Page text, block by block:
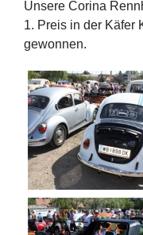
Unsere Corina
1. Preis in der Käfer
gewonnen.